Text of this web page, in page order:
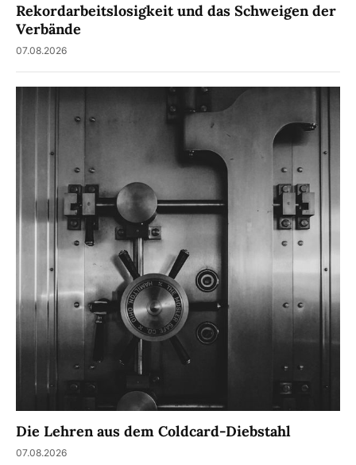
Rekordarbeitslosigkeit und das Schweigen der
Verbände
07.08.2026
Die Lehren aus dem Coldcard-Diebstahl
07.08.2026